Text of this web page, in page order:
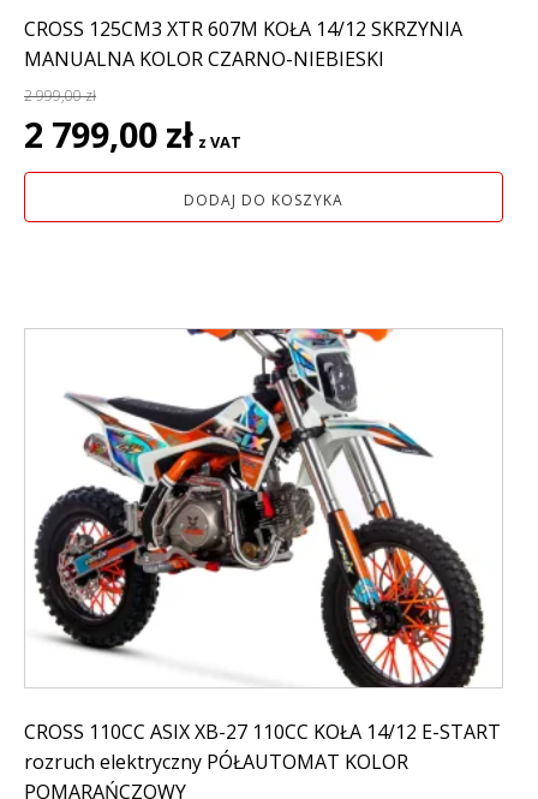
CROSS 125CM3 XTR 607M KOŁA 14/12 SKRZYNIA
MANUALNA KOLOR CZARNO-NIEBIESKI
2 999,00zł
Pierwotna
cena
wynosiła:
2 799,00 zł cena
wynosi:
2
z VAT
DODAJ DO KOSZYKA
CROSS 110CC ASIX XB-27 110CC KOŁA 14/12 E-START
rozruch elektryczny PÓŁAUTOMAT KOLOR
POMARAŃCZOWY